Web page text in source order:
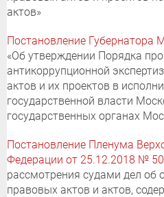
актов»
Постановление Губернатора
«Об утверждении Порядка
антикоррупционной
актов и их проектов в
государственной власти
государственных органах
Постановление Пленума
Федерации от 25.12.2018 № 50
рассмотрения судами дел об
правовых актов и актов,